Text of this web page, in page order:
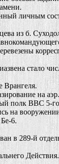
личным
из б.
стало
на
полк ВВС 5-
вооружении
6.
289-й
Действия.